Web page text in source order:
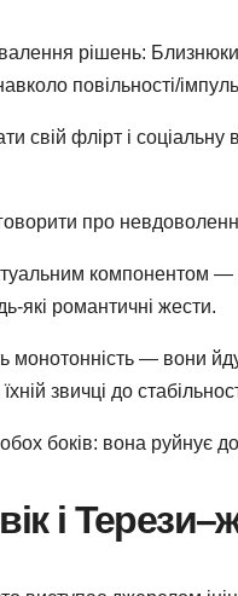
рішень:
повільності/
свій флірт і соціальну
про
компонентом
які романтичні жести.
монотонність — вони
звичці до
обох боків: вона руйнує
і